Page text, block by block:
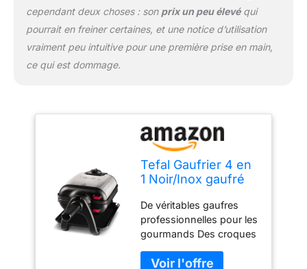
cependant deux choses : son prix un peu élevéqui
pourrait en freiner certaines, et une notice d’utilisation
vraiment peu intuitive pour une première prise en main,
ce qui est dommage.
Tefal Gaufrier 4 en
1 Noir/Inox gaufré
De véritables gaufres
professionnelles pour les
gourmands Des croques
mais également des